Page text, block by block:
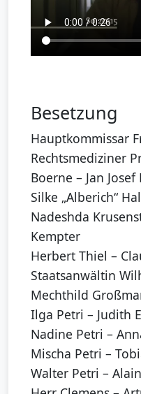
Besetzung
Hauptkommissar
Rechtsmediziner
Boerne – Jan Josef
Silke „Alberich“
Nadeshda
Kempter
Herbert Thiel –
Staatsanwältin
Mechthild
Ilga Petri – Judith
Nadine Petri –
Mischa Petri –
Walter Petri –